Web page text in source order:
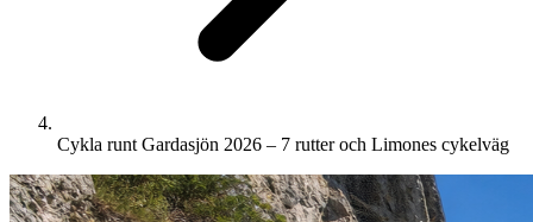
Cykla runt Gardasjön 2026 – 7 rutter och Limones cykelväg